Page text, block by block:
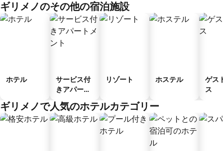
ギリメノのその他の宿泊施設
ホテル
サービス付
きアパート
リゾート ホステル
ゲス
ス
ギリメノで人気のホテルカテゴリー